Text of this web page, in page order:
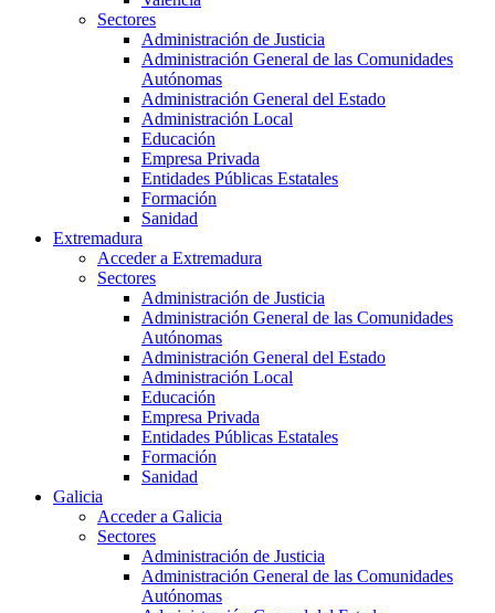
Sectores
Administración de Justicia
Administración General de las Comunidades
Autónomas
Administración General del Estado
Administración Local
Educación
Empresa Privada
Entidades Públicas Estatales
Formación
Sanidad
Extremadura
Acceder a Extremadura
Sectores
Administración de Justicia
Administración General de las Comunidades
Autónomas
Administración General del Estado
Administración Local
Educación
Empresa Privada
Entidades Públicas Estatales
Formación
Sanidad
Galicia
Acceder a Galicia
Sectores
Administración de Justicia
Administración General de las Comunidades
Autónomas